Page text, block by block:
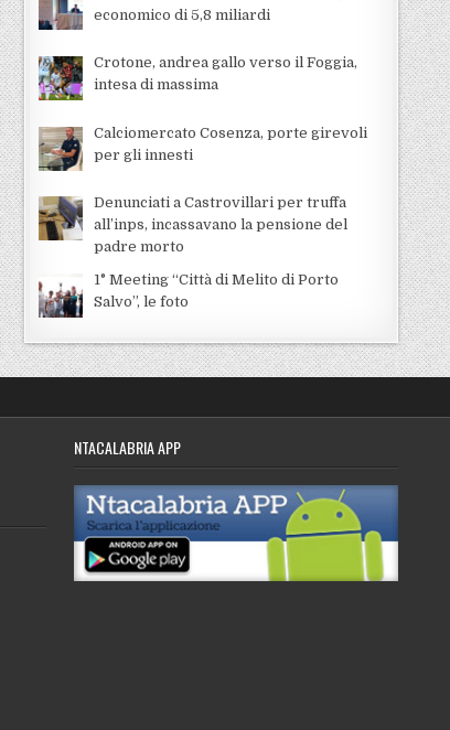
economico di 5,8 miliardi
Crotone, andrea gallo verso il Foggia,
intesa di massima
Calciomercato Cosenza, porte girevoli
per gli innesti
Denunciati a Castrovillari per truffa
all’inps, incassavano la pensione del
padre morto
1° Meeting “Città di Melito di Porto
Salvo”, le foto
NTACALABRIA APP